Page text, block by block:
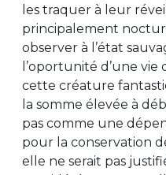
les traquer à leur
principalement
observer à l’état
l’oportunité d’une
cette créature
la somme élevée à
pas comme une
pour la conservation
elle ne serait pas